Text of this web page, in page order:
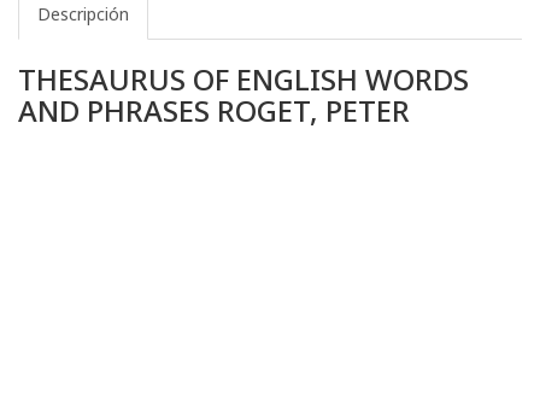
Descripción
THESAURUS OF ENGLISH WORDS
AND PHRASES ROGET, PETER